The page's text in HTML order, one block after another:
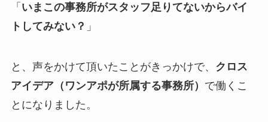
「 いまこの事務所がスタッフ足りてないからバイ
トしてみない？ 」
と、声をかけて頂いたことがきっかけで、 クロス
アイデア（ワンアポが所属する事務所） で働くこ
とになりました。